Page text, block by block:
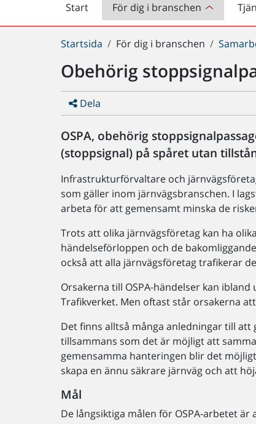
Start
Startsida För dig i branschen
Du
här:
Startsida För dig i branschen
Obehörig
Dela
OSPA, obehörig
(stoppsignal) på spåret utan
Infrastrukturförvaltare och
som gäller inom järnvägsbranschen. I
arbeta för att gemensamt minska de
Trots att olika järnvägsföretag kan ha
händelseförloppen och de
också att alla järnvägsföretag trafikerar
Orsakerna till OSPA-händelser kan
Trafikverket. Men oftast står orsakerna
Det finns alltså många anledningar till att
tillsammans som det är möjligt att
gemensamma hanteringen blir det
skapa en ännu säkrare järnväg och att
Mål
De långsiktiga målen för OSPA-arbetet är